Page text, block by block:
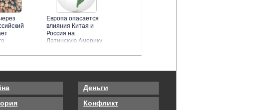
Европа опасается
влияния Китая и
Россия на
Латинскую Америку
Деньги
Конфликт